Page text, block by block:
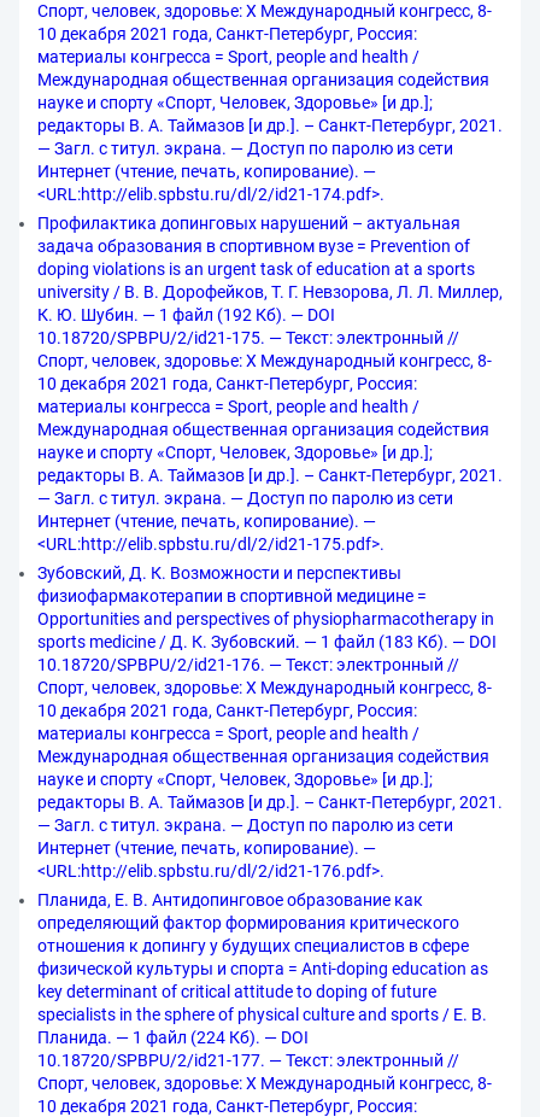
Спорт, человек, здоровье: X Международный конгресс, 8-
10 декабря 2021 года, Санкт-Петербург, Россия:
материалы конгресса = Sport, people and health /
Международная общественная организация содействия
науке и спорту «Спорт, Человек, Здоровье» [и др.];
редакторы В. А. Таймазов [и др.]. – Санкт-Петербург, 2021.
— Загл. с титул. экрана. — Доступ по паролю из сети
Интернет (чтение, печать, копирование). —
<URL:http://elib.spbstu.ru/dl/2/id21-174.pdf>.
Профилактика допинговых нарушений – актуальная
задача образования в спортивном вузе = Prevention of
doping violations is an urgent task of education at a sports
university / В. В. Дорофейков, Т. Г. Невзорова, Л. Л. Миллер,
К. Ю. Шубин. — 1 файл (192 Кб). — DOI
10.18720/SPBPU/2/id21-175. — Текст: электронный //
Спорт, человек, здоровье: X Международный конгресс, 8-
10 декабря 2021 года, Санкт-Петербург, Россия:
материалы конгресса = Sport, people and health /
Международная общественная организация содействия
науке и спорту «Спорт, Человек, Здоровье» [и др.];
редакторы В. А. Таймазов [и др.]. – Санкт-Петербург, 2021.
— Загл. с титул. экрана. — Доступ по паролю из сети
Интернет (чтение, печать, копирование). —
<URL:http://elib.spbstu.ru/dl/2/id21-175.pdf>.
Зубовский, Д. К. Возможности и перспективы
физиофармакотерапии в спортивной медицине =
Opportunities and perspectives of physiopharmacotherapy in
sports medicine / Д. К. Зубовский. — 1 файл (183 Кб). — DOI
10.18720/SPBPU/2/id21-176. — Текст: электронный //
Спорт, человек, здоровье: X Международный конгресс, 8-
10 декабря 2021 года, Санкт-Петербург, Россия:
материалы конгресса = Sport, people and health /
Международная общественная организация содействия
науке и спорту «Спорт, Человек, Здоровье» [и др.];
редакторы В. А. Таймазов [и др.]. – Санкт-Петербург, 2021.
— Загл. с титул. экрана. — Доступ по паролю из сети
Интернет (чтение, печать, копирование). —
<URL:http://elib.spbstu.ru/dl/2/id21-176.pdf>.
Планида, Е. В. Антидопинговое образование как
определяющий фактор формирования критического
отношения к допингу у будущих специалистов в сфере
физической культуры и спорта = Anti-doping education as
key determinant of critical attitude to doping of future
specialists in the sphere of physical culture and sports / Е. В.
Планида. — 1 файл (224 Кб). — DOI
10.18720/SPBPU/2/id21-177. — Текст: электронный //
Спорт, человек, здоровье: X Международный конгресс, 8-
10 декабря 2021 года, Санкт-Петербург, Россия: